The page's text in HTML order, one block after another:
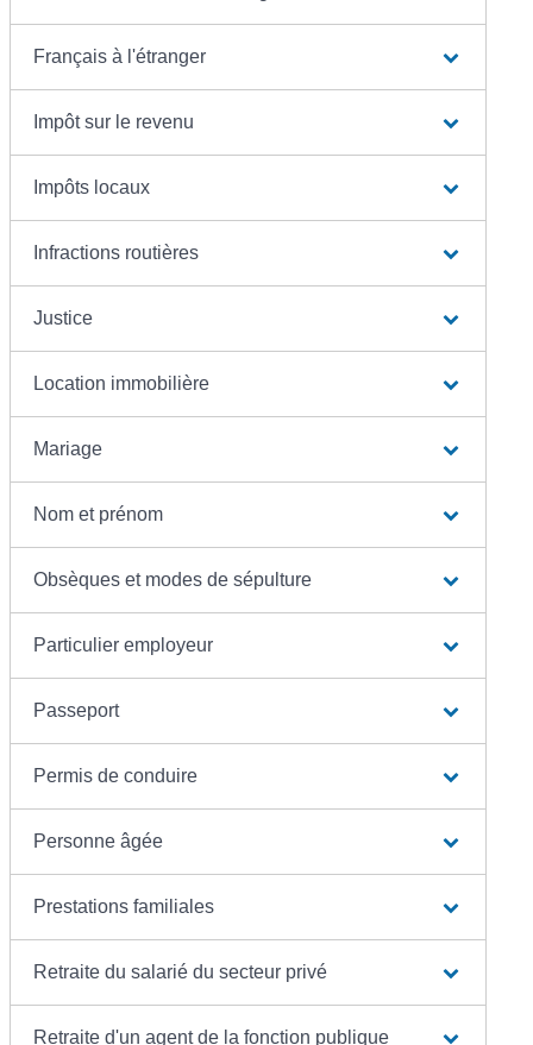
Français à l'étranger
Impôt sur le revenu
Impôts locaux
Infractions routières
Justice
Location immobilière
Mariage
Nom et prénom
Obsèques et modes de sépulture
Particulier employeur
Passeport
Permis de conduire
Personne âgée
Prestations familiales
Retraite du salarié du secteur privé
Retraite d'un agent de la fonction publique